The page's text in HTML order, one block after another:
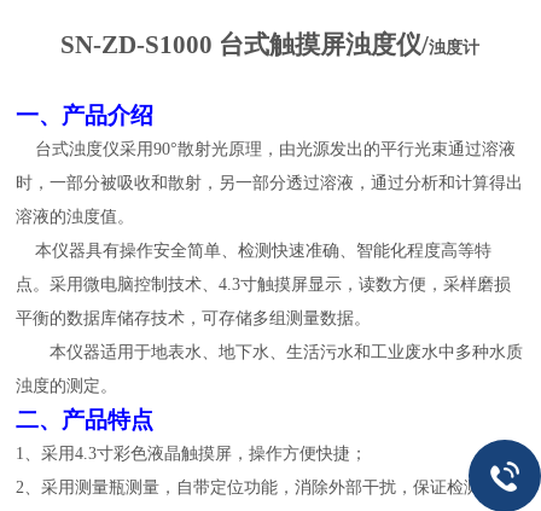
SN-ZD-S1000 台式触摸屏浊度仪/浊度计
一、 产品介绍
台式浊度仪采用90°散射光原理，由光源发出的平行光束通过溶液
时，一部分被吸收和散射，另一部分透过溶液，通过分析和计算得出
溶液的浊度值。
本仪器具有操作安全简单、检测快速准确、智能化程度高等特
点。采用微电脑控制技术、4.3寸触摸屏显示，读数方便，采样磨损
平衡的数据库储存技术，可存储多组测量数据。
本仪器适用于地表水、地下水、生活污水和工业废水中多种水质
浊度的测定。
二、 产品特点
1、采用4.3寸彩色液晶触摸屏，操作方便快捷；
2、采用测量瓶测量，自带定位功能，消除外部干扰 ，保证检测样品